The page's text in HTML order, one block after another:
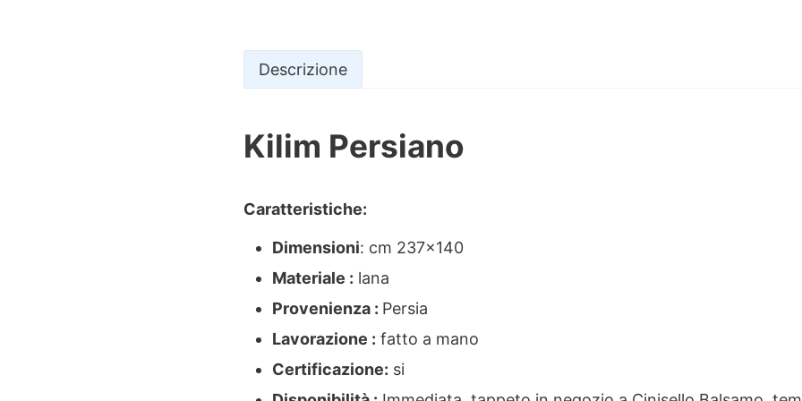
Descrizione
Kilim Persiano
Caratteristiche:
Dimensioni: cm 237×140
Materiale : lana
Provenienza : Persia
Lavorazione : fatto a mano
Certificazione: si